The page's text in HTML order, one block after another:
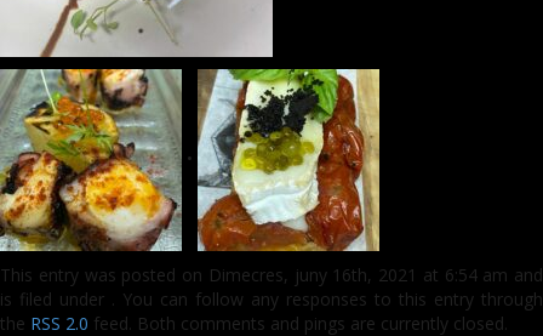
•
This entry was posted on Dimecres, juny 16th, 2021 at 6:54 am and
is filed under . You can follow any responses to this entry through
the RSS 2.0 feed. Both comments and pings are currently closed.